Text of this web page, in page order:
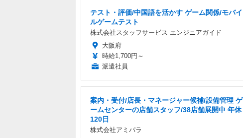
テスト・評価/中国語を活かす ゲーム関係/モバイ
ルゲームテスト
株式会社スタッフサービス エンジニアガイド
大阪府
時給1,700円～
派遣社員
案内・受付/店長・マネージャー候補/設備管理 ゲ
ームセンターの店舗スタッフ/38店舗展開中 年休
120日
株式会社アミパラ